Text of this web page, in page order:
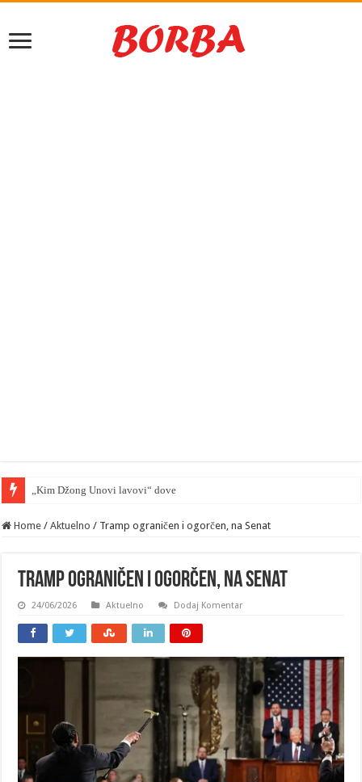
„Kim Džong Unovi lavovi“ doveli Kijev, na kolena — m
Home / Aktuelno / Tramp ograničen i ogorčen, na Senat
Tramp ograničen i ogorčen, na Senat
24/06/2026 Aktuelno Dodaj Komentar